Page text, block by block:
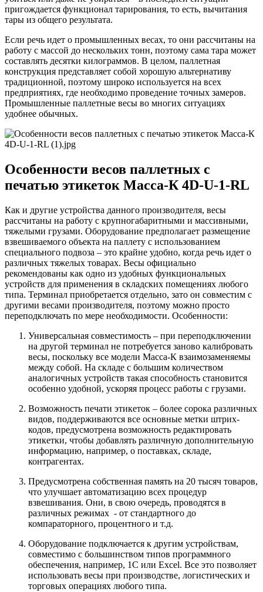
пригождается функционал тарирования, то есть, вычитания
тары из общего результата.
Если речь идет о промышленных весах, то они рассчитаны на
работу с массой до нескольких тонн, поэтому сама тара может
составлять десятки килограммов. В целом, паллетная
конструкция представляет собой хорошую альтернативу
традиционной, поэтому широко используется на всех
предприятиях, где необходимо проведение точных замеров.
Промышленные паллетные весы во многих ситуациях
удобнее обычных.
Особенности весов паллетных с
печатью этикеток Масса-К 4D-U-1-RL
Как и другие устройства данного производителя, весы
рассчитаны на работу с крупногабаритными и массивными,
тяжелыми грузами. Оборудование предполагает размещение
взвешиваемого объекта на паллету с использованием
специального подвоза – это крайне удобно, когда речь идет о
различных тяжелых товарах. Весы официально
рекомендованы как одно из удобных функциональных
устройств для применения в складских помещениях любого
типа. Терминал приобретается отдельно, зато он совместим с
другими весами производителя, поэтому можно просто
переподключать по мере необходимости. Особенности:
Универсальная совместимость – при переподключении
на другой терминал не потребуется заново калибровать
весы, поскольку все модели Масса-К взаимозаменяемы
между собой. На складе с большим количеством
аналогичных устройств такая способность становится
особенно удобной, ускоряя процесс работы с грузами.
Возможность печати этикеток – более сорока различных
видов, поддерживаются все основные метки штрих-
кодов, предусмотрена возможность редактировать
этикетки, чтобы добавлять различную дополнительную
информацию, например, о поставках, складе,
контрагентах.
Предусмотрена собственная память на 20 тысяч товаров,
что улучшает автоматизацию всех процедур
взвешивания. Они, в свою очередь, проводятся в
различных режимах - от стандартного до
компараторного, процентного и т.д.
Оборудование подключается к другим устройствам,
совместимо с большинством типов программного
обеспечения, например, 1С или Excel. Все это позволяет
использовать весы при производстве, логистических и
торговых операциях любого типа.